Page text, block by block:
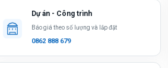
Dự án - Công trình
Báo giá theo số lượng và lắp đặt
0862 888 679